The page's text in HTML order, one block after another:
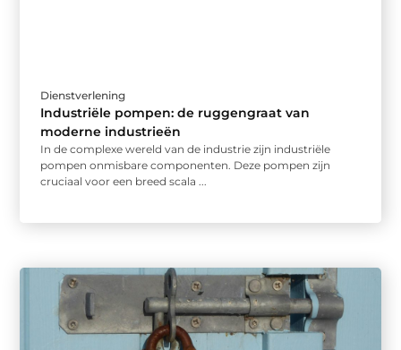
Dienstverlening
Industriële pompen: de ruggengraat van
moderne industrieën
In de complexe wereld van de industrie zijn industriële
pompen onmisbare componenten. Deze pompen zijn
cruciaal voor een breed scala ...